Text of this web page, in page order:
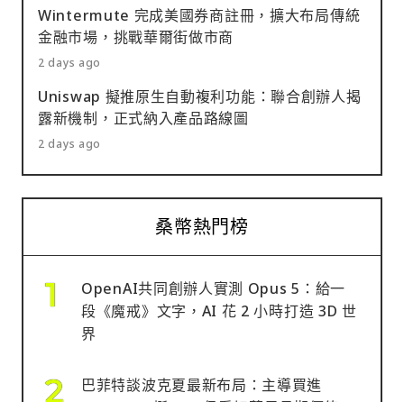
Wintermute 完成美國券商註冊，擴大布局傳統
金融市場，挑戰華爾街做市商
2 days ago
Uniswap 擬推原生自動複利功能：聯合創辦人揭
露新機制，正式納入產品路線圖
2 days ago
桑幣熱門榜
OpenAI共同創辦人實測 Opus 5：給一
段《魔戒》文字，AI 花 2 小時打造 3D 世
界
巴菲特談波克夏最新布局：主導買進